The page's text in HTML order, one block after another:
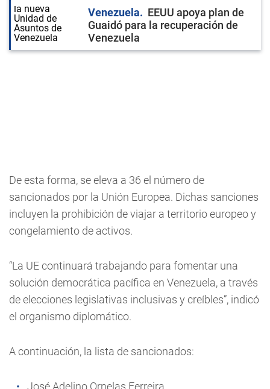
Venezuela
EEUU apoya plan de
Guaidó para la recuperación de
Venezuela
De esta forma, se eleva a 36 el número de
sancionados por la Unión Europea. Dichas sanciones
incluyen la prohibición de viajar a territorio europeo y
congelamiento de activos.
“La UE continuará trabajando para fomentar una
solución democrática pacífica en Venezuela, a través
de elecciones legislativas inclusivas y creíbles”, indicó
el organismo diplomático.
A continuación, la lista de sancionados:
José Adelino Ornelas Ferreira